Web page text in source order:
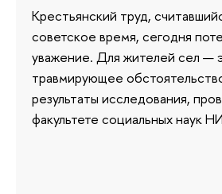
Крестьянский труд,
советское время, сегодня
уважение. Для жителей сел —
травмирующее
результаты исследования,
факультете социальных наук